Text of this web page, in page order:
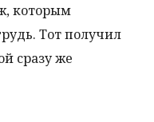
которым
Тот получил
сразу же